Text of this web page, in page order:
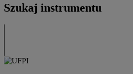
Szukaj instrumentu